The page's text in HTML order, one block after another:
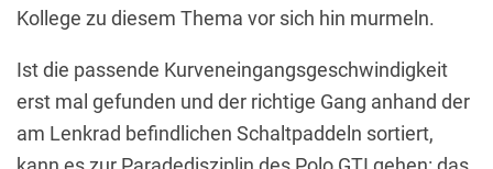
Kollege zu diesem Thema vor sich hin murmeln.
Ist die passende Kurveneingangsgeschwindigkeit
erst mal gefunden und der richtige Gang anhand der
am Lenkrad befindlichen Schaltpaddeln sortiert,